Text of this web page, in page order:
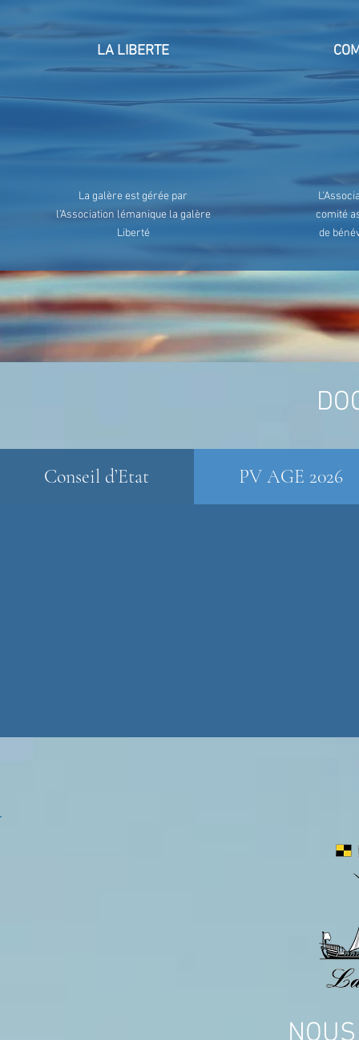
LA LIBERTE
La galère est gérée par
l’Association lémanique la galère
Liberté
comité
de
Conseil d’Etat PV AGE 2026